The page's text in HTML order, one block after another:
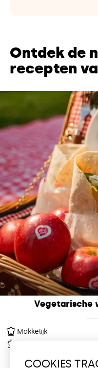
Ontdek de
recepten
Vegetarische
Makkelijk
COOKIES